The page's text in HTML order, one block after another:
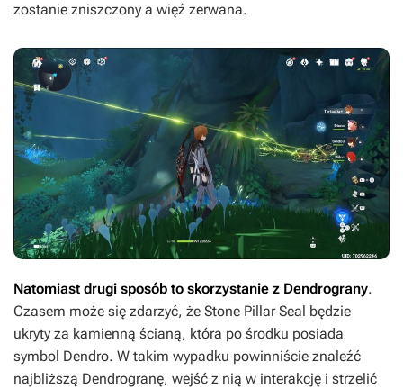
zostanie zniszczony a więź zerwana.
Natomiast drugi sposób to skorzystanie z Dendrograny.
Czasem może się zdarzyć, że Stone Pillar Seal będzie
ukryty za kamienną ścianą, która po środku posiada
symbol Dendro. W takim wypadku powinniście znaleźć
najbliższą Dendrogranę, wejść z nią w interakcję i strzelić